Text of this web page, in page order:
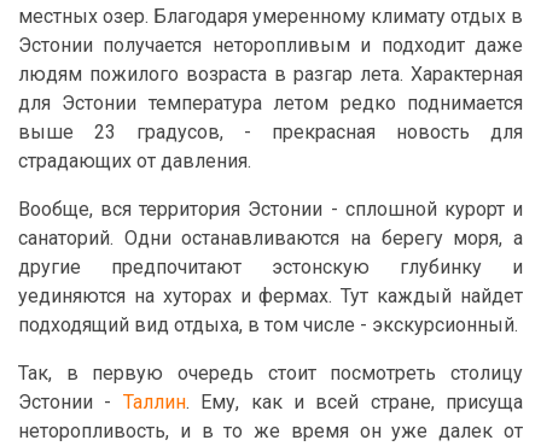
местных озер. Благодаря умеренному климату отдых в
Эстонии получается неторопливым и подходит даже
людям пожилого возраста в разгар лета. Характерная
для Эстонии температура летом редко поднимается
выше 23 градусов, - прекрасная новость для
страдающих от давления.
Вообще, вся территория Эстонии - сплошной курорт и
санаторий. Одни останавливаются на берегу моря, а
другие предпочитают эстонскую глубинку и
уединяются на хуторах и фермах. Тут каждый найдет
подходящий вид отдыха, в том числе - экскурсионный.
Так, в первую очередь стоит посмотреть столицу
Эстонии - Таллин. Ему, как и всей стране, присуща
неторопливость, и в то же время он уже далек от